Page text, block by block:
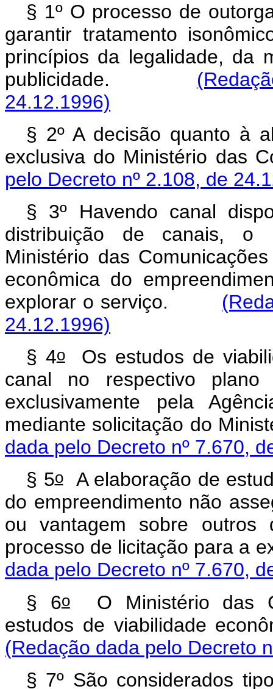
§ 1º O processo de
garantir tratamento
princípios da legalidade, da
publicidade.
24.12.1996)
§ 2º A decisão quanto à
exclusiva do Ministério
pelo Decreto nº 2.108, de
§ 3º Havendo canal
distribuição de canais, o
Ministério das
econômica do
explorar o serviço.
24.12.1996)
§ 4oOs estudos de
canal no respectivo plano
exclusivamente pela
mediante solicitação do
dada pelo Decreto nº 7.670,
§ 5oA elaboração de
do empreendimento não
ou vantagem sobre
processo de licitação para a
dada pelo Decreto nº 7.670,
§ 6oO Ministério das
estudos de viabilidade
(Redação dada pelo Decreto
§ 7º São considerados